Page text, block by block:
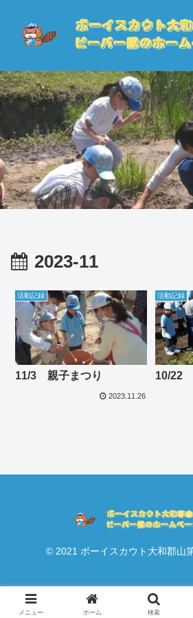
2023-11
活動記録
11/3 親子まつり
2023.11.26
活動記録
10/22
© 2021 ボーイスカウト大和郡山
メニュー ホーム 検索